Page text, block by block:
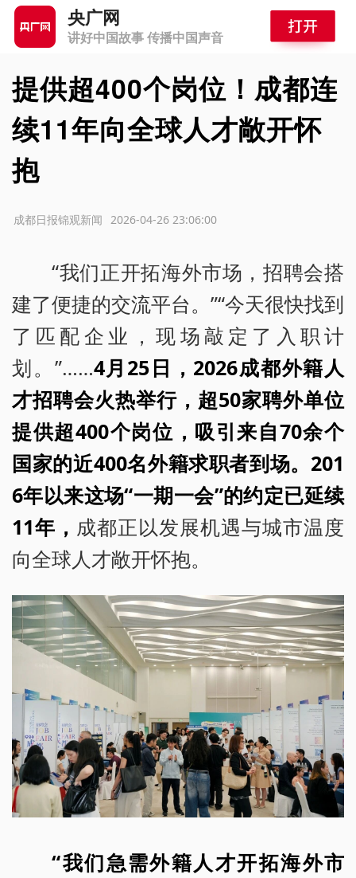
央广网
讲好中国故事 传播中国声音
提供超400个岗位！成都连
续11年向全球人才敞开怀
抱
2026-04-26 23:06:00
成都日报锦观新闻
“我们正开拓海外市场，招聘会搭
建了便捷的交流平台。”“今天很快找到
了匹配企业，现场敲定了入职计
划。”……4月25日，2026成都外籍人
才招聘会火热举行，超50家聘外单位
提供超400个岗位，吸引来自70余个
国家的近400名外籍求职者到场。201
6年以来这场“一期一会”的约定已延续
11年， 成都正以发展机遇与城市温度
向全球人才敞开怀抱。
“我们急需外籍人才开拓海外市